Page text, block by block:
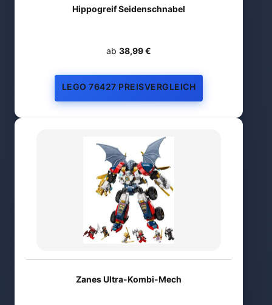
Hippogreif Seidenschnabel
ab 38,99 €
LEGO 76427 PREISVERGLEICH
Zanes Ultra-Kombi-Mech